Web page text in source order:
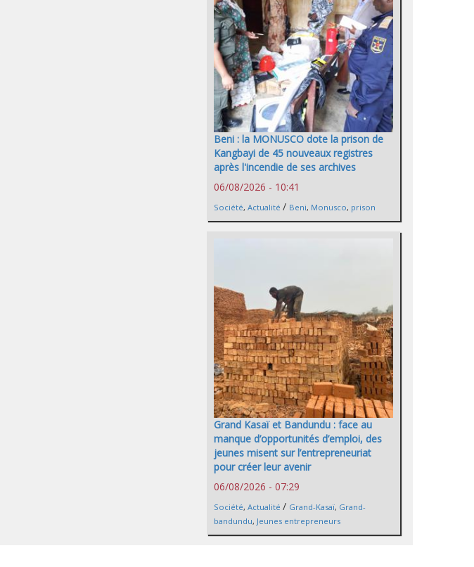
Beni : la MONUSCO dote la prison de
Kangbayi de 45 nouveaux registres
après l'incendie de ses archives
06/08/2026 - 10:41
Société, Actualité / Beni, Monusco, prison
Grand Kasaï et Bandundu : face au
manque d’opportunités d’emploi, des
jeunes misent sur l’entrepreneuriat
pour créer leur avenir
06/08/2026 - 07:29
Société, Actualité / Grand-Kasaï, Grand-
bandundu, Jeunes entrepreneurs